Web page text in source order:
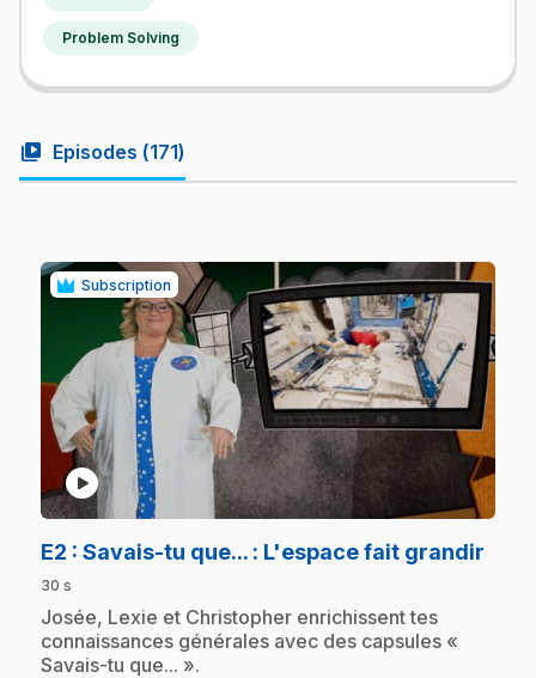
Problem Solving
video_library Episodes (171)
Subscription
play_circle
E2 : Savais-tu que... : L'espace fait grandir
30 s
.Josée, Lexie et Christopher enrichissent tes
connaissances générales avec des capsules «
Savais-tu que... ».